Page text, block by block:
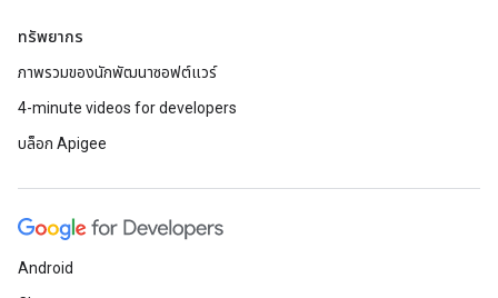
ทรัพยากร
ภาพรวมของนักพัฒนาซอฟต์แวร์
4-minute videos for developers
บล็อก Apigee
Android